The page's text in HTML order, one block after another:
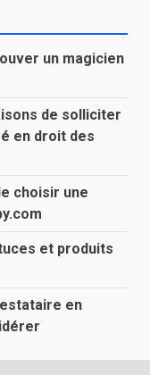
un magicien
de solliciter
en droit des
choisir une
et produits
en